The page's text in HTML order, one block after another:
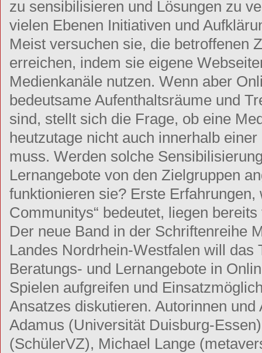
zu sensibilisieren und Lösungen zu
vielen Ebenen Initiativen und
Meist versuchen sie, die betroffenen
erreichen, indem sie eigene
Medienkanäle nutzen. Wenn aber
bedeutsame Aufenthaltsräume und
sind, stellt sich die Frage, ob eine
heutzutage nicht auch innerhalb
muss. Werden solche
Lernangebote von den Zielgruppen
funktionieren sie? Erste Erfahrungen,
Communitys“ bedeutet, liegen bereits
Der neue Band in der Schriftenreihe
Landes Nordrhein-Westfalen will das
Beratungs- und Lernangebote in
Spielen aufgreifen und
Ansatzes diskutieren. Autorinnen und
Adamus (Universität Duisburg-
(SchülerVZ), Michael Lange